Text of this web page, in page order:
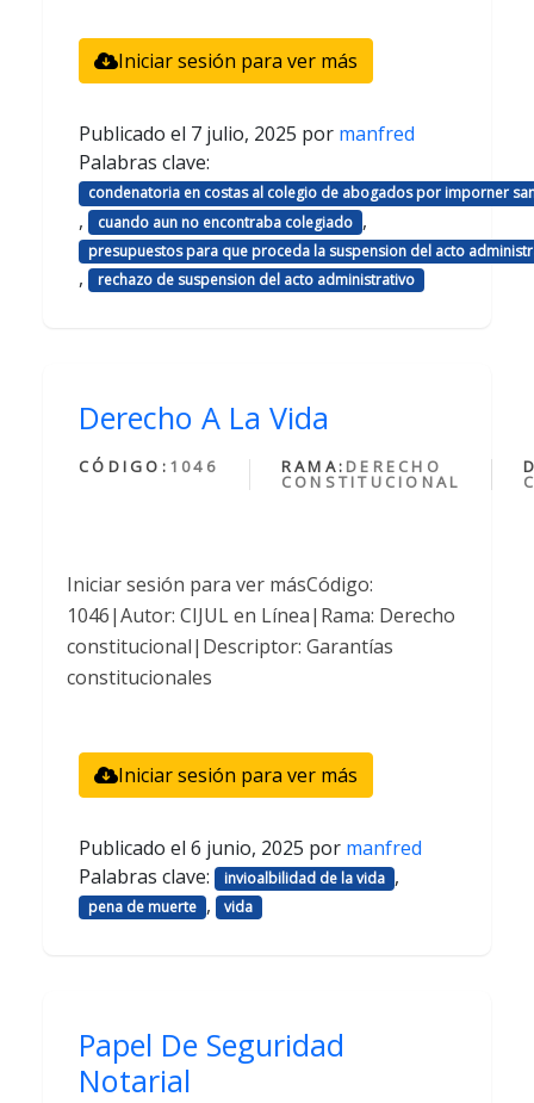
Iniciar sesión para ver más
Publicado el 7 julio, 2025 por manfred
Palabras clave:
condenatoria en costas al colegio de abogados por imporner
, cuando aun no encontraba colegiado ,
presupuestos para que proceda la suspension del acto
, rechazo de suspension del acto administrativo
Derecho A La Vida
CÓDIGO: 1046 RAMA: DERECHO
CONSTITUCIONAL
Iniciar sesión para ver másCódigo:
1046|Autor: CIJUL en Línea|Rama: Derecho
constitucional|Descriptor: Garantías
constitucionales
Iniciar sesión para ver más
Publicado el 6 junio, 2025 por manfred
Palabras clave:
invioalbilidad de la vida ,
pena de muerte , vida
Papel De Seguridad
Notarial